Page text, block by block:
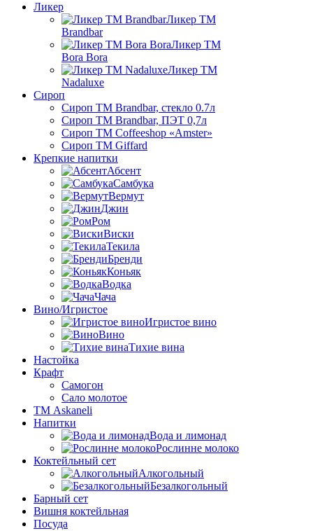
Ликер
Ликер ТМ
Brandbar
Ликер ТМ
Bora Bora
Ликер ТМ
Nadaluxe
Сироп
Сироп TM Brandbar, стекло 0.7л
Сироп TM Brandbar, ПЭТ 0,7л
Сироп TM Coffeeshop «Amster»
Сироп TM Giffard
Крепкие напитки
Абсент
Самбука
Вермут
Джин
Ром
Виски
Текила
Бренди
Коньяк
Водка
Чача
Вино/Игристое
Игристое вино
Вино
Тихие вина
Настойка
Крафт
Самогон
Сало молотое
ТМ Askaneli
Напитки
Вода и лимонад
Рослинне молоко
Коктейльный сет
Алкогольный
Безалкогольный
Барный сет
Вишня коктейльная
Посуда